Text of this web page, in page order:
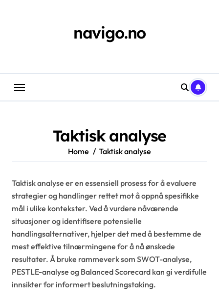
navigo.no
Taktisk analyse
Home Taktisk analyse
Taktisk analyse er en essensiell prosess for å evaluere
strategier og handlinger rettet mot å oppnå spesifikke
mål i ulike kontekster. Ved å vurdere nåværende
situasjoner og identifisere potensielle
handlingsalternativer, hjelper det med å bestemme de
mest effektive tilnærmingene for å nå ønskede
resultater. Å bruke rammeverk som SWOT-analyse,
PESTLE-analyse og Balanced Scorecard kan gi verdifulle
innsikter for informert beslutningstaking.